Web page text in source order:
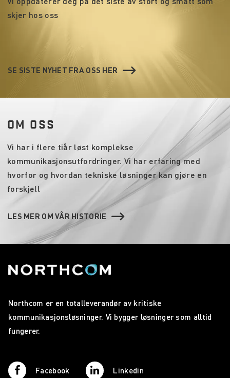
skjer hos oss
SE SISTE NYHET FRA OSS HER
OM OSS
Vi har i flere tiår løst komplekse
kommunikasjonsutfordringer. Vi har erfaring med
hvorfor og hvordan tekniske løsninger kan gjøre en
forskjell
LES MER OM VÅR HISTORIE
Northcom er en totalleverandør av kritiske
kommunikasjonsløsninger. Vi bygger løsninger som alltid
fungerer.
Facebook Linkedin